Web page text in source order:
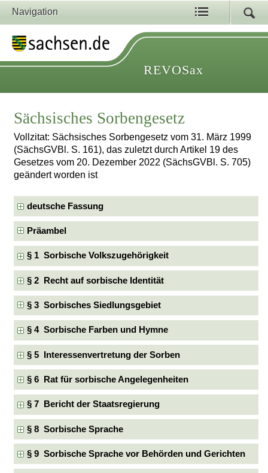
Navigation
REVOSax
Sächsisches Sorbengesetz
Vollzitat: Sächsisches Sorbengesetz vom 31. März 1999
(SächsGVBl. S. 161), das zuletzt durch Artikel 19 des
Gesetzes vom 20. Dezember 2022 (SächsGVBl. S. 705)
geändert worden ist
deutsche Fassung
Präambel
§ 1 Sorbische Volkszugehörigkeit
§ 2 Recht auf sorbische Identität
§ 3 Sorbisches Siedlungsgebiet
§ 4 Sorbische Farben und Hymne
§ 5 Interessenvertretung der Sorben
§ 6 Rat für sorbische Angelegenheiten
§ 7 Bericht der Staatsregierung
§ 8 Sorbische Sprache
§ 9 Sorbische Sprache vor Behörden und Gerichten